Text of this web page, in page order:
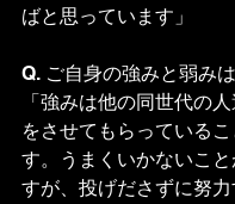
ばと思っています」
Q. ご自身の強みと弱み
「強みは他の同世代の
をさせてもらっている
す。うまくいかないこ
すが、投げださずに努